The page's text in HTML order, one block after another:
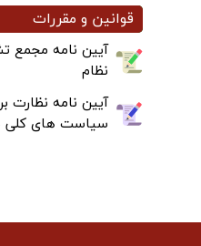
قوانین و مقررات
آیین نامه
نظام
آیین نامه نظارت
سیاست های کلی